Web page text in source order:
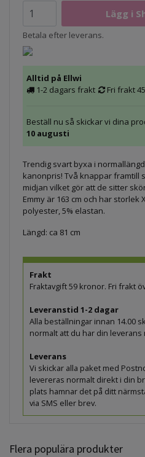
Betala efter leverans.
Alltid på Ellwi
1-2 dagars frakt
Fri frakt
Beställ nu så skickar vi dina
10 augusti
Trendig svart byxa i
kanonpris! Två knappar framtill
midjan vilket gör att de sitter
Emmy är 163 cm och har storlek
polyester, 5% elastan.
Längd: ca 81 cm
Frakt
Fraktavgift 59 kronor. Fri frakt
Leveranstid 1-2 dagar
Alla beställningar innan 14.00
normalt att du har din
Leverans
Vi skickar alla paket med
levereras normalt direkt i din
plats hamnar det på ditt
via SMS eller brev.
Flera populära produkter